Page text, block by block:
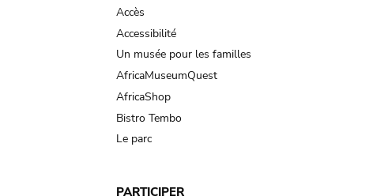
Accès
Accessibilité
Un musée pour les familles
AfricaMuseumQuest
AfricaShop
Bistro Tembo
Le parc
PARTICIPER